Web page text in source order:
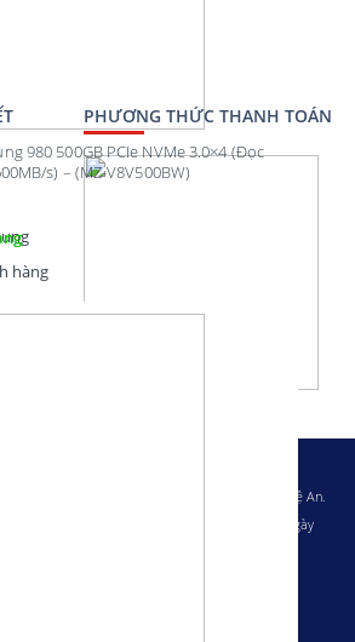
980 500GB PCIe NVMe 3.0×4 (Đọc
s) – (MZ-V8V500BW)
hàng
PHƯƠNG THỨC THANH TOÁN
ty cổ phần Tin học Miền Trung
phường Hưng Bình, thành phố Vinh, tỉnh Nghệ An.
do Sở Kế hoạch và Đầu tư Nghệ An cấp ngày